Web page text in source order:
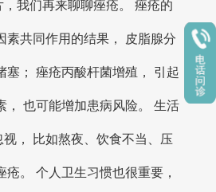
我们再来聊聊痤疮。 痤疮的
素共同作用的结果， 皮脂腺分
塞； 痤疮丙酸杆菌增殖， 引起
， 也可能增加患病风险。 生活
， 比如熬夜、饮食不当、压
疮。 个人卫生习惯也很重要，